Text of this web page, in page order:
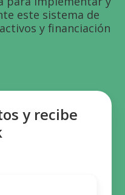
este sistema de
y financiación
y recibe